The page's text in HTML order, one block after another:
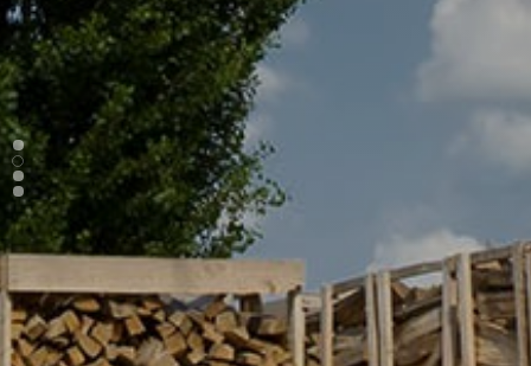
KONTRAPLAK
SILINMIŞ KERESTE OSB
Tüm hakkı saklıdır. Sitemizde kullanılan tüm içerik ve görseller
Fuat Sönmez Orman Ürünleri’ne ait olup izinsiz kullanımı hukuki yaptırıma tabidir.